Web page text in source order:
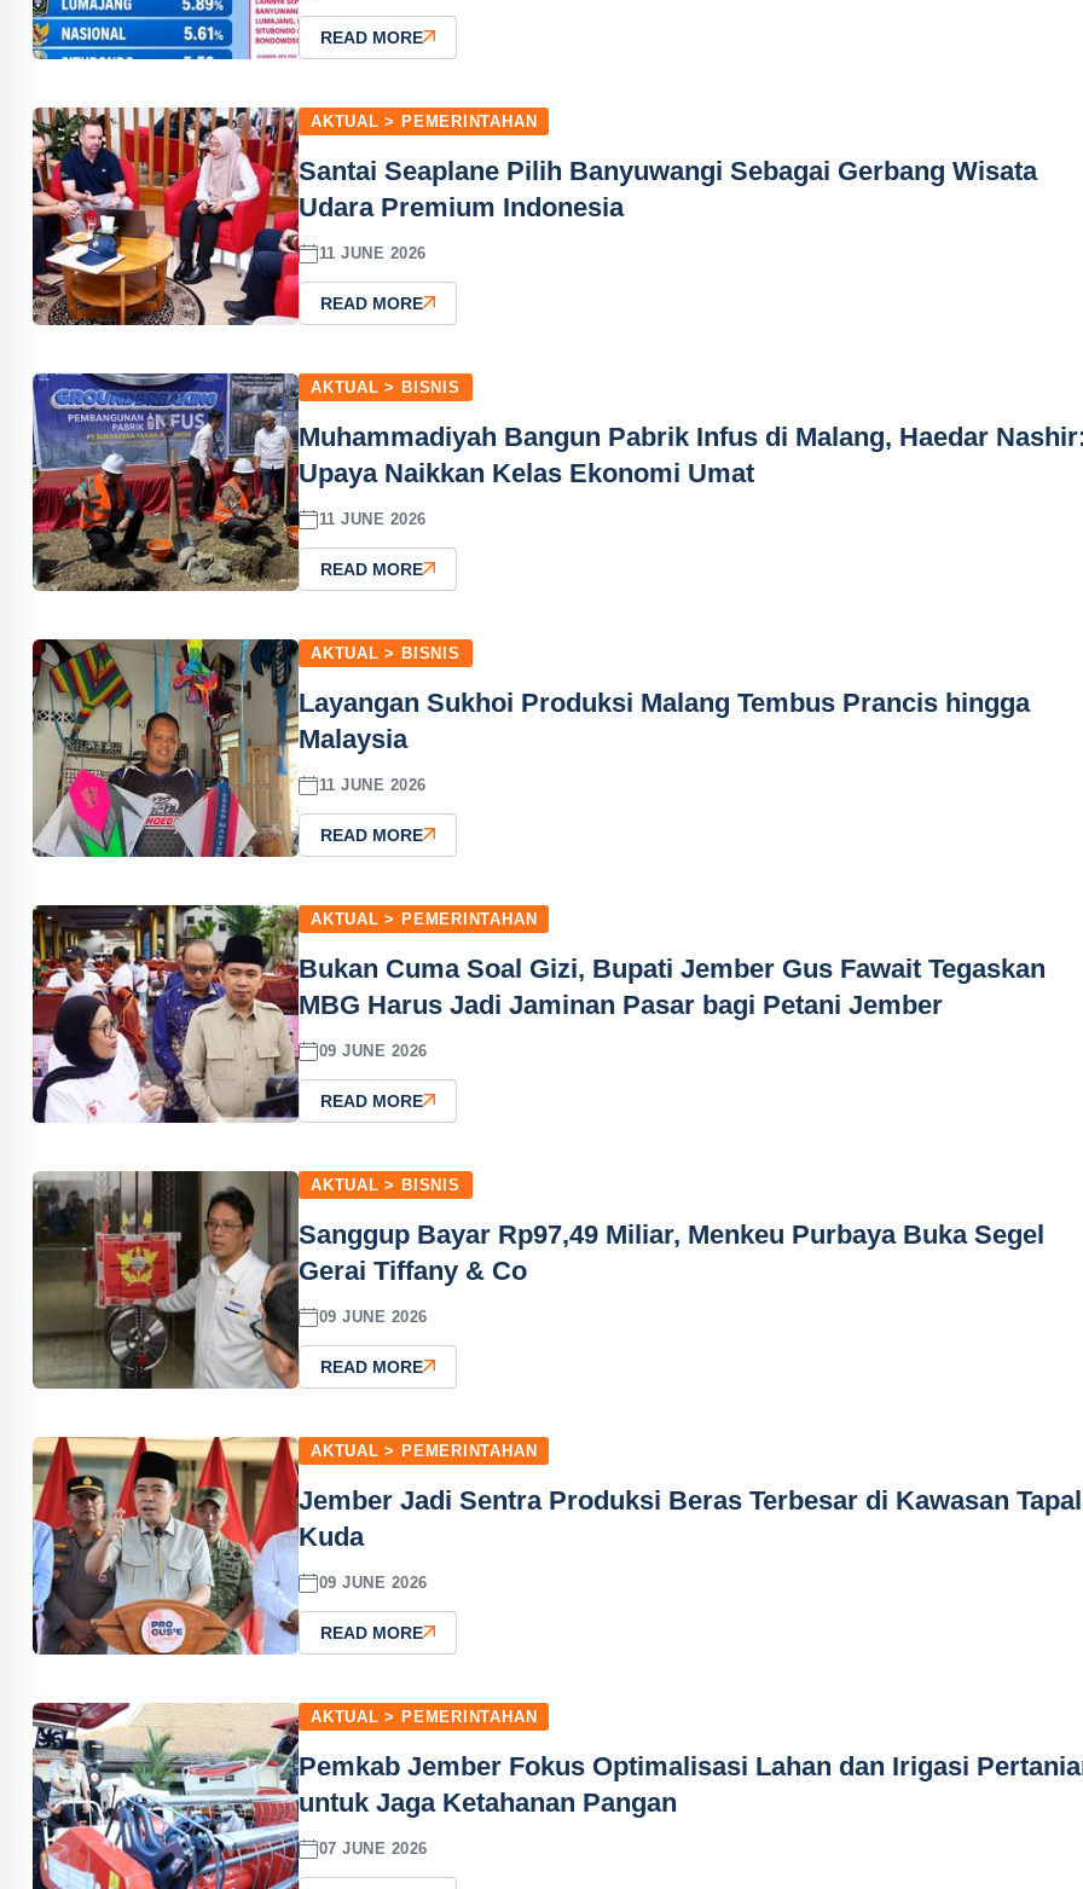
READ MORE
AKTUAL > PEMERINTAHAN
Santai Seaplane Pilih Banyuwangi Sebagai Gerbang Wisata
Udara Premium Indonesia
11 JUNE 2026
READ MORE
AKTUAL > BISNIS
Muhammadiyah Bangun Pabrik Infus di Malang, Haedar
Upaya Naikkan Kelas Ekonomi Umat
11 JUNE 2026
READ MORE
AKTUAL > BISNIS
Layangan Sukhoi Produksi Malang Tembus Prancis hingga
Malaysia
11 JUNE 2026
READ MORE
AKTUAL > PEMERINTAHAN
Bukan Cuma Soal Gizi, Bupati Jember Gus Fawait Tegaskan
MBG Harus Jadi Jaminan Pasar bagi Petani Jember
09 JUNE 2026
READ MORE
AKTUAL > BISNIS
Sanggup Bayar Rp97,49 Miliar, Menkeu Purbaya Buka Segel
Gerai Tiffany & Co
09 JUNE 2026
READ MORE
AKTUAL > PEMERINTAHAN
Jember Jadi Sentra Produksi Beras Terbesar di Kawasan Tapal
Kuda
09 JUNE 2026
READ MORE
AKTUAL > PEMERINTAHAN
Pemkab Jember Fokus Optimalisasi Lahan dan Irigasi
untuk Jaga Ketahanan Pangan
07 JUNE 2026